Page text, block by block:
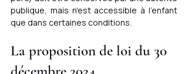
publique, mais n'est accessible à l'enfant
que dans certaines conditions.
La proposition de loi du 30